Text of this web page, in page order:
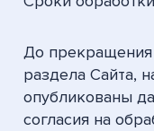
До прекращения
раздела Сайта,
опубликованы
согласия на